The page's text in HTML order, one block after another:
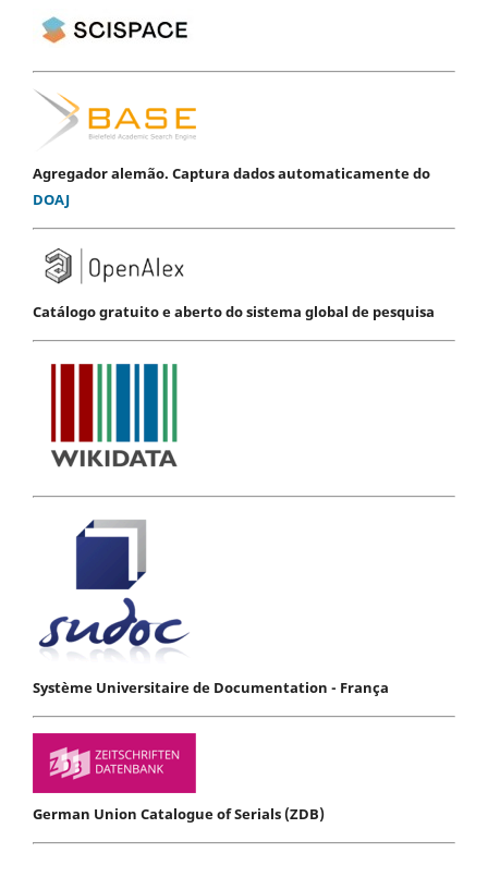
Agregador alemão. Captura dados automaticamente do
DOAJ
Catálogo gratuito e aberto do sistema global de pesquisa
Système Universitaire de Documentation - França
German Union Catalogue of Serials (ZDB)